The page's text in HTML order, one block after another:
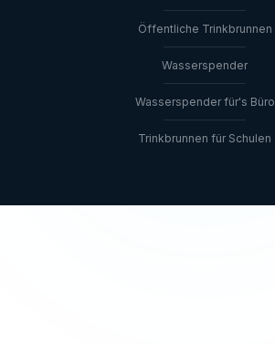
Öffentliche Trinkbrunnen
Wasserspender
Wasserspender für's Büro
Trinkbrunnen für Schulen